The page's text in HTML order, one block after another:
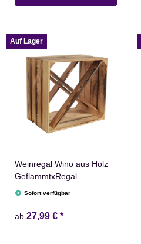
Auf Lager
Weinregal Wino aus Holz
GeflammtxRegal
Sofort verfügbar
ab 27,99 € *